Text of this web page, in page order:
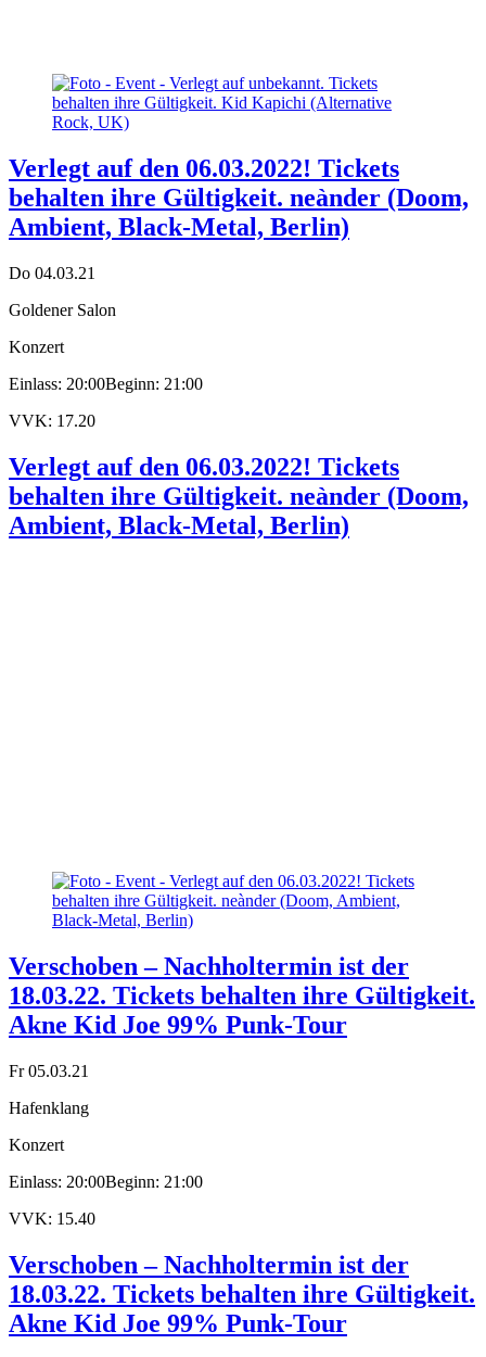
Verlegt auf den 06.03.2022! Tickets
behalten ihre Gültigkeit. neànder (Doom,
Ambient, Black-Metal, Berlin)
Do 04.03.21
Goldener Salon
Konzert
Einlass: 20:00Beginn: 21:00
VVK: 17.20
Verlegt auf den 06.03.2022! Tickets
behalten ihre Gültigkeit. neànder (Doom,
Ambient, Black-Metal, Berlin)
Verschoben – Nachholtermin ist der
18.03.22. Tickets behalten ihre Gültigkeit.
Akne Kid Joe 99% Punk-Tour
Fr 05.03.21
Hafenklang
Konzert
Einlass: 20:00Beginn: 21:00
VVK: 15.40
Verschoben – Nachholtermin ist der
18.03.22. Tickets behalten ihre Gültigkeit.
Akne Kid Joe 99% Punk-Tour